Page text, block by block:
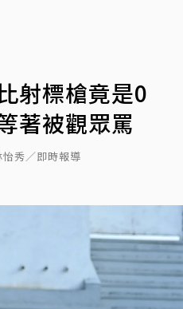
射標槍竟是0
著被觀眾罵
秀／即時報導